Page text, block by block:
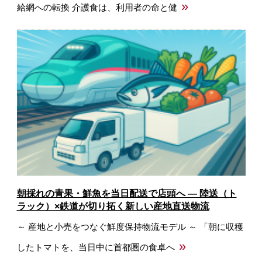
給網への転換 介護食は、利用者の命と健 »
朝採れの青果・鮮魚を当日配送で店頭へ ― 陸送（ト
ラック）×鉄道が切り拓く新しい産地直送物流
～ 産地と小売をつなぐ鮮度保持物流モデル ～ 「朝に収穫
したトマトを、当日中に首都圏の食卓へ »